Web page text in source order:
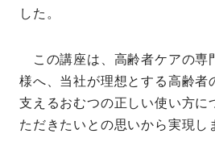
した。
この講座は、高齢者ケアの専
様へ、当社が理想とする高齢者
支えるおむつの正しい使い方に
ただきたいとの思いから実現し